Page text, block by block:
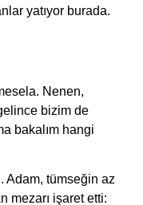
yatıyor burada.
Nenen,
bizim de
bakalım hangi
Adam, tümseğin az
mezarı işaret etti: